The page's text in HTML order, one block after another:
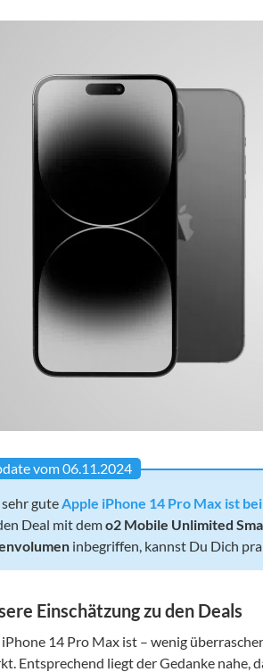
vom 06.11.2024
sehr guteApple iPhone 14 Pro Max ist
Deal mit demo2 Mobile Unlimited
inbegriffen, kannst Du Dich
Einschätzung zu den Deals
iPhone 14 Pro Max ist – wenig
Entsprechend liegt der Gedanke nahe,